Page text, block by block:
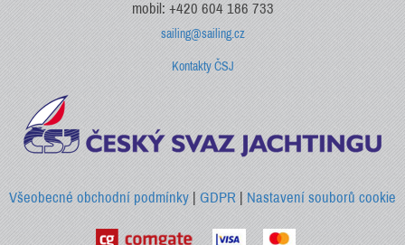
mobil: +420 604 186 733
sailing@sailing.cz
Kontakty ČSJ
Všeobecné obchodní podmínky| GDPR|Nastavení souborů cookie